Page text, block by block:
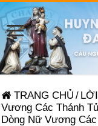
TRANG CHỦ /
Vương Các Thánh
Dòng Nữ Vương